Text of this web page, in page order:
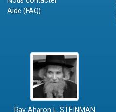
Aide (FAQ)
Rav Aharon L. STEINMAN